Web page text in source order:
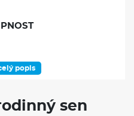
popis
sen